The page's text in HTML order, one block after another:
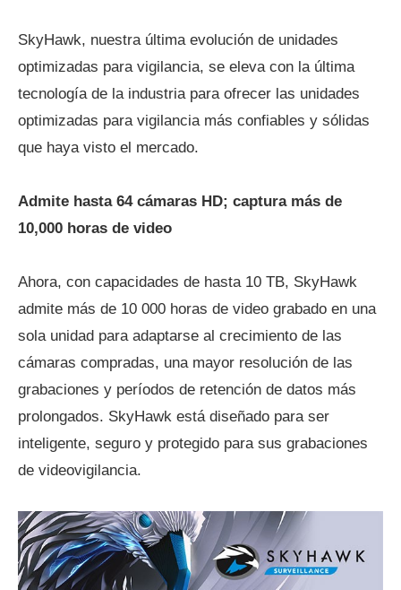
SkyHawk, nuestra última evolución de unidades
optimizadas para vigilancia, se eleva con la última
tecnología de la industria para ofrecer las unidades
optimizadas para vigilancia más confiables y sólidas
que haya visto el mercado.
Admite hasta 64 cámaras HD; captura más de
10,000 horas de video
Ahora, con capacidades de hasta 10 TB, SkyHawk
admite más de 10 000 horas de video grabado en una
sola unidad para adaptarse al crecimiento de las
cámaras compradas, una mayor resolución de las
grabaciones y períodos de retención de datos más
prolongados. SkyHawk está diseñado para ser
inteligente, seguro y protegido para sus grabaciones
de videovigilancia.